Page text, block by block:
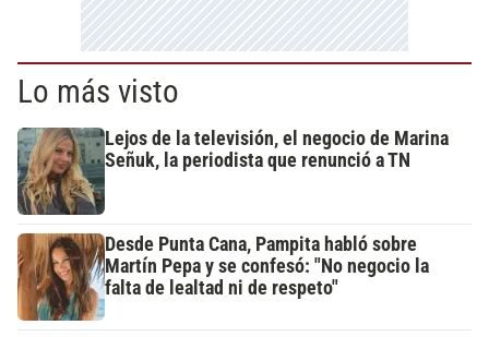
Lo más visto
Lejos de la televisión, el negocio de Marina
Señuk, la periodista que renunció a TN
Desde Punta Cana, Pampita habló sobre
Martín Pepa y se confesó: "No negocio la
falta de lealtad ni de respeto"